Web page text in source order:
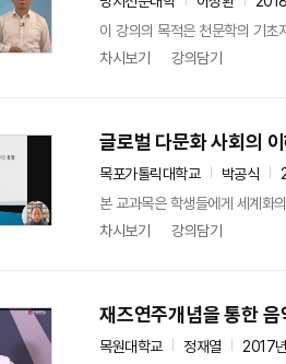
이 강의의 목적은 천문학의 기초
차시보기
강의담기
글로벌 다문화 사회의
목포가톨릭대학교 박공식
본 교과목은 학생들에게 세계화
차시보기
강의담기
재즈연주개념을 통한 음
목원대학교 정재열
2017